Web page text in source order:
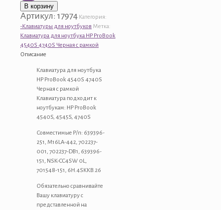
товара
Клавиатура
для
ноутбука
ProBook
Черная
рамкой
В корзину
Артикул: 17974 Категория:
-Клавиатуры для ноутбуков Метка:
Клавиатура для ноутбука HP ProBook
4540S 4740S Черная с рамкой
Описание
Клавиатура для ноутбука
HP ProBook 4540S 4740S
Черная с рамкой
Клавиатура подходит к
ноутбукам: HP ProBook
4540S, 4545S, 4740S
Совместимые P/n: 639396-
251, M16LA-442, 702237-
001, 702237-DB1, 639396-
151, NSK-CC4SW 0L,
701548-151, 6H.4SKKB.26
Обязательно сравнивайте
Вашу клавиатуру с
представленной на